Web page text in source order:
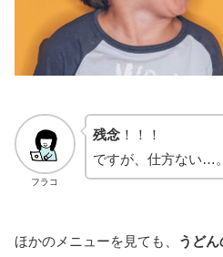
フラコ
残念！！！
ですが、仕方ない…
ほかのメニューを見ても、 うど